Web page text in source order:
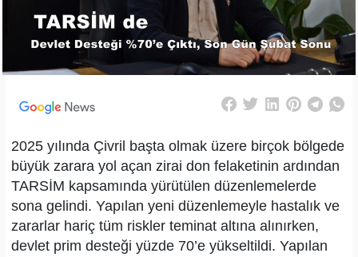
2025 yılında Çivril başta olmak üzere birçok bölgede
büyük zarara yol açan zirai don felaketinin ardından
TARSİM kapsamında yürütülen düzenlemelerde
sona gelindi. Yapılan yeni düzenlemeyle hastalık ve
zararlar hariç tüm riskler teminat altına alınırken,
devlet prim desteği yüzde 70’e yükseltildi. Yapılan